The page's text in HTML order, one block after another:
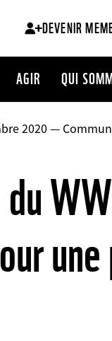
DEVENIR
AGIR QUI
2020 —